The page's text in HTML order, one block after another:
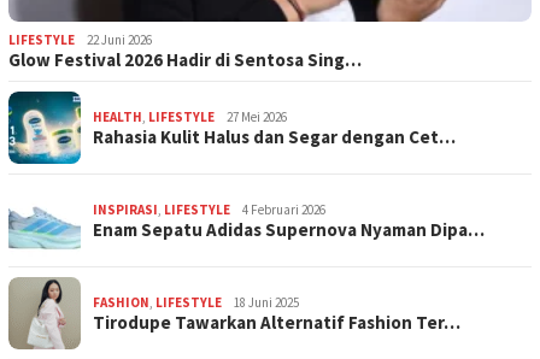
LIFESTYLE 22 Juni 2026
Glow Festival 2026 Hadir di Sentosa Sing…
HEALTH, LIFESTYLE 27 Mei 2026
Rahasia Kulit Halus dan Segar dengan Cet…
INSPIRASI, LIFESTYLE 4 Februari 2026
Enam Sepatu Adidas Supernova Nyaman Dipa…
FASHION, LIFESTYLE 18 Juni 2025
Tirodupe Tawarkan Alternatif Fashion Ter…